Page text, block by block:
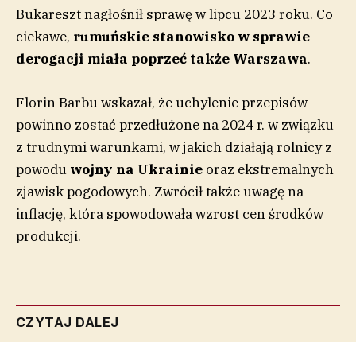
Bukareszt nagłośnił sprawę w lipcu 2023 roku. Co
ciekawe, rumuńskie stanowisko w sprawie
derogacji miała poprzeć także Warszawa.
Florin Barbu wskazał, że uchylenie przepisów
powinno zostać przedłużone na 2024 r. w związku
z trudnymi warunkami, w jakich działają rolnicy z
powodu wojny na Ukrainie oraz ekstremalnych
zjawisk pogodowych. Zwrócił także uwagę na
inflację, która spowodowała wzrost cen środków
produkcji.
CZYTAJ DALEJ